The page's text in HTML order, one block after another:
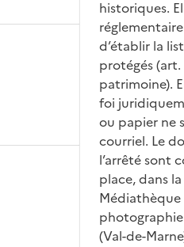
historiques.
d’établir la
protégés
patrimoine).
foi
ou papier ne
courriel. Le
l’arrêté sont
place, dans
photographie
(Val-de-